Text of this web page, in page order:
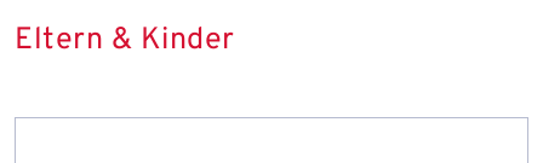
Eltern & Kinder